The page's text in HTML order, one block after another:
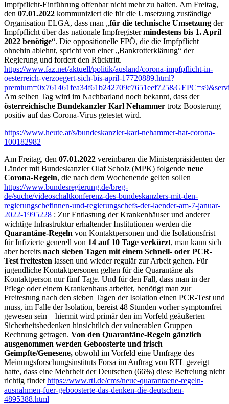
Impfpflicht-Einführung offenbar nicht mehr zu halten. Am Freitag,
den 07.01.2022 kommuniziert die für die Umsetzung zuständige
Organisation ELGA, dass man „für die technische Umsetzung der
Impfpflicht über das nationale Impfregistermindestens bis 1. April
2022 benötige“. Die oppositionelle FPÖ, die die Impfpflicht
ohnehin ablehnt, spricht von einer „Bankrotterklärung“ der
Regierung und fordert den Rücktritt.
https://www.faz.net/aktuell/politik/ausland/corona-impfpflicht-in-
oesterreich-verzoegert-sich-bis-april-17720889.html?
Am selben Tag wird im Nachbarland noch bekannt, dass der
österreichische Bundekanzler Karl Nehammer trotz Boosterung
positiv auf das Corona-Virus getestet wird.
https://www.heute.at/s/bundeskanzler-karl-nehammer-hat-corona-
100182982
Am Freitag, den 07.01.2022 vereinbaren die Ministerpräsidenten der
Länder mit Bundeskanzler Olaf Scholz (MPK) folgende neue
Corona-Regeln, die nach dem Wochenende gelten sollen
https://www.bundesregierung.de/breg-
de/suche/videoschaltkonferenz-des-bundeskanzlers-mit-den-
regierungschefinnen-und-regierungschefs-der-laender-am-7-januar-
2022-1995228 : Zur Entlastung der Krankenhäuser und anderer
wichtige Infrastruktur erhaltender Institutionen werden die
Quarantäne-Regeln von Kontaktpersonen und die Isolationsfrist
für Infizierte generell von 14 auf 10 Tage verkürzt, man kann sich
aber bereits nach sieben Tagen mit einem Schnell- oder PCR-
Test freitesten lassen und wieder regulär zur Arbeit gehen. Für
jugendliche Kontaktpersonen gelten für die Quarantäne als
Kontaktperson nur fünf Tage. Und für den Fall, dass man in der
Pflege oder einem Krankenhaus arbeitet, benötigt man zur
Freitestung nach den sieben Tagen der Isolation einen PCR-Test und
muss, im Falle der Isolation, bereist 48 Stunden vorher symptomfrei
gewesen sein – hiermit wird primär den im Vorfeld geäußerten
Sicherheitsbedenken hinsichtlich der vulnerablen Gruppen
Rechnung getragen. Von den Quarantäne-Regeln gänzlich
ausgenommen werden Geboosterte und frisch
Geimpfte/Genesene, obwohl im Vorfeld eine Umfrage des
Meinungsforschungsinstituts Forsa im Auftrag von RTL gezeigt
hatte, dass eine Mehrheit der Deutschen (66%) diese Befreiung nicht
richtig findet https://www.rtl.de/cms/neue-quarantaene-regeln-
ausnahmen-fuer-geboosterte-das-denken-die-deutschen-
4895388.html